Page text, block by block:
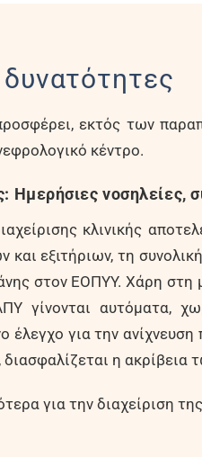
εκτός των
κέντρο.
Ημερήσιες νοσηλείες,
κλινικής
και εξιτήριων, τη
στον ΕΟΠΥΥ. Χάρη στη
γίνονται αυτόματα,
έλεγχο για την
η ακρίβεια
για την διαχείριση